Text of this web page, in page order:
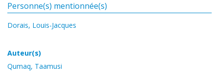
Personne(s) mentionnée(s)
Dorais, Louis-Jacques
Auteur(s)
Qumaq, Taamusi